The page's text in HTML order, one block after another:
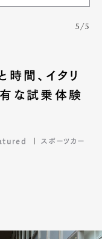
5/5
時間、イタリ
な試乗体験
スポーツカー